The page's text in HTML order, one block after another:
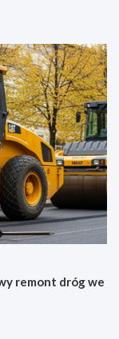
remont dróg we